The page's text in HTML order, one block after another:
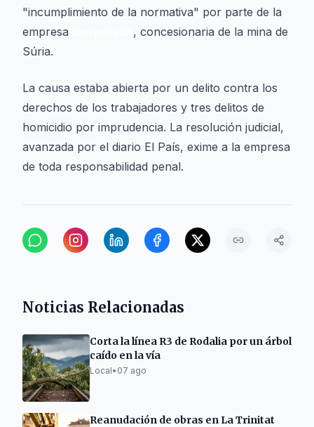
"incumplimiento de la normativa" por parte de la
empresa
, concesionaria de la mina de
Súria.
La causa estaba abierta por un delito contra los
derechos de los trabajadores y tres delitos de
homicidio por imprudencia. La resolución judicial,
avanzada por el diario El País, exime a la empresa
de toda responsabilidad penal.
Noticias Relacionadas
Corta la línea R3 de Rodalia por un árbol
caído en la vía
Local• 07 ago
Reanudación de obras en La Trinitat